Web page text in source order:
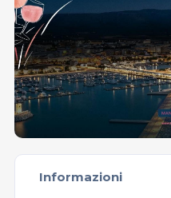
Informazioni